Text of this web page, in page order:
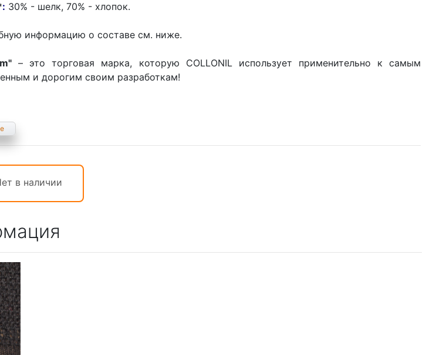
: 30% - шелк, 70% - хлопок.
информацию о составе см. ниже.
– это торговая марка, которую COLLONIL использует применительно к самым
и дорогим своим разработкам!
в наличии